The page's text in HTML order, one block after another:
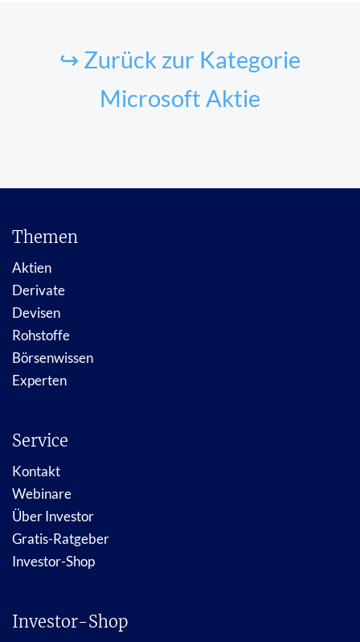
↪ Zurück zur Kategorie
Microsoft Aktie
Themen
Aktien
Derivate
Devisen
Rohstoffe
Börsenwissen
Experten
Service
Kontakt
Webinare
Über Investor
Gratis-Ratgeber
Investor-Shop
Investor-Shop